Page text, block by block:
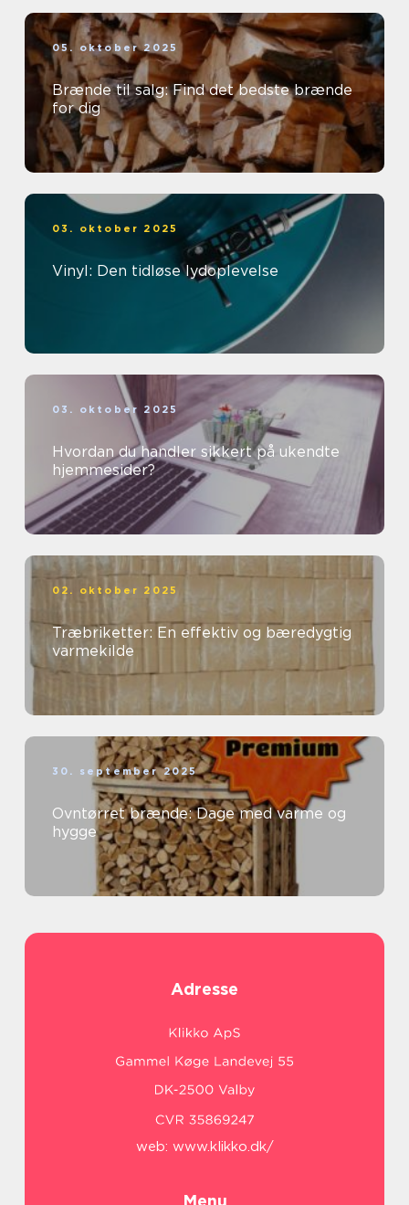
05. oktober 2025
Brænde til salg: Find det bedste brænde
for dig
03. oktober 2025
Vinyl: Den tidløse lydoplevelse
03. oktober 2025
Hvordan du handler sikkert på ukendte
hjemmesider?
02. oktober 2025
Træbriketter: En effektiv og bæredygtig
varmekilde
30. september 2025
Ovntørret brænde: Dage med varme og
hygge
Adresse
web: www.klikko.dk/
Menu